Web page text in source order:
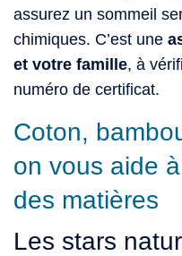
assurez un sommeil
chimiques. C’est une
et votre famille, à
numéro de certificat.
Coton,
on vous aide
des matières
Les stars